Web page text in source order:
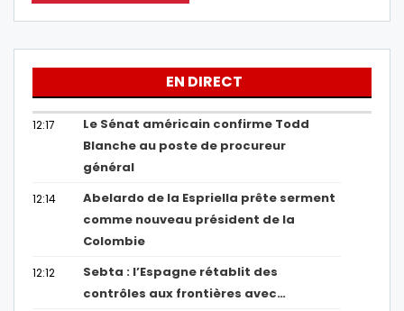
EN DIRECT
12:17
Le Sénat américain confirme Todd
Blanche au poste de procureur
général
12:14
Abelardo de la Espriella prête serment
comme nouveau président de la
Colombie
12:12
Sebta : l’Espagne rétablit des
contrôles aux frontières avec…